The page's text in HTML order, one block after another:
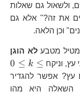
ולשאול גם שאלות
את זה?" אלא גם
וכן הלאה.
מטיל מטבעלא הוגן
n וניקח 0 ≤ k ≤
עץ? אפשר להגדיר
השאלה היא מהו